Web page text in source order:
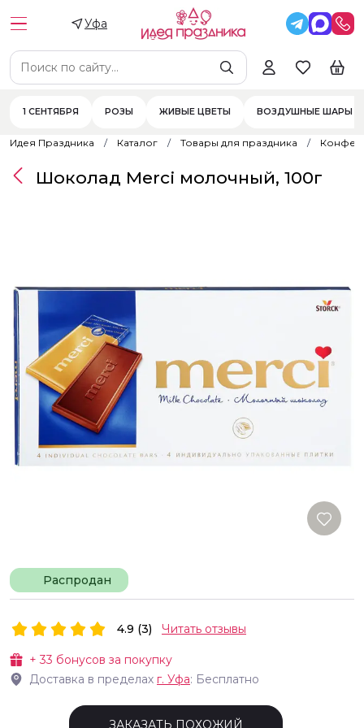
Уфа
1 СЕНТЯБРЯ РОЗЫ ЖИВЫЕ ЦВЕТЫ ВОЗДУШНЫЕ ШАРЫ
Идея Праздника Каталог Товары для праздника
Распродан
Шоколад Merci молочный, 100г
+33 бонусов за покупку
Доставка в пределах г. Уфа: Бесплатно
4.9 (3) Читать отзывы
ЗАКАЗАТЬ ПОХОЖИЙ